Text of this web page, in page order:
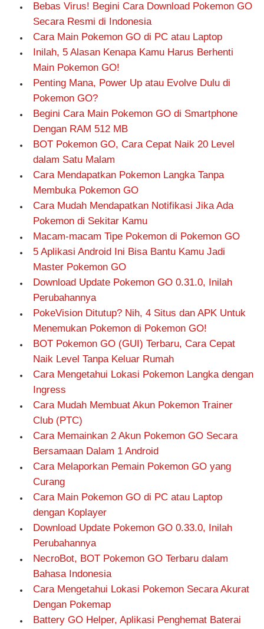
Bebas Virus! Begini Cara Download Pokemon GO
Secara Resmi di Indonesia
Cara Main Pokemon GO di PC atau Laptop
Inilah, 5 Alasan Kenapa Kamu Harus Berhenti
Main Pokemon GO!
Penting Mana, Power Up atau Evolve Dulu di
Pokemon GO?
Begini Cara Main Pokemon GO di Smartphone
Dengan RAM 512 MB
BOT Pokemon GO, Cara Cepat Naik 20 Level
dalam Satu Malam
Cara Mendapatkan Pokemon Langka Tanpa
Membuka Pokemon GO
Cara Mudah Mendapatkan Notifikasi Jika Ada
Pokemon di Sekitar Kamu
Macam-macam Tipe Pokemon di Pokemon GO
5 Aplikasi Android Ini Bisa Bantu Kamu Jadi
Master Pokemon GO
Download Update Pokemon GO 0.31.0, Inilah
Perubahannya
PokeVision Ditutup? Nih, 4 Situs dan APK Untuk
Menemukan Pokemon di Pokemon GO!
BOT Pokemon GO (GUI) Terbaru, Cara Cepat
Naik Level Tanpa Keluar Rumah
Cara Mengetahui Lokasi Pokemon Langka dengan
Ingress
Cara Mudah Membuat Akun Pokemon Trainer
Club (PTC)
Cara Memainkan 2 Akun Pokemon GO Secara
Bersamaan Dalam 1 Android
Cara Melaporkan Pemain Pokemon GO yang
Curang
Cara Main Pokemon GO di PC atau Laptop
dengan Koplayer
Download Update Pokemon GO 0.33.0, Inilah
Perubahannya
NecroBot, BOT Pokemon GO Terbaru dalam
Bahasa Indonesia
Cara Mengetahui Lokasi Pokemon Secara Akurat
Dengan Pokemap
Battery GO Helper, Aplikasi Penghemat Baterai